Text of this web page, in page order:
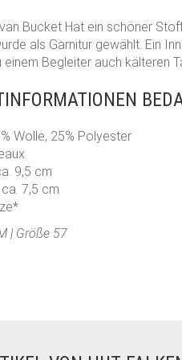
Bucket Hat ein schöner
als Garnitur gewählt. Ein
einem Begleiter auch kälteren
Wolle, 25% Polyester
9,5 cm
ca. 7,5 cm
| Größe 57